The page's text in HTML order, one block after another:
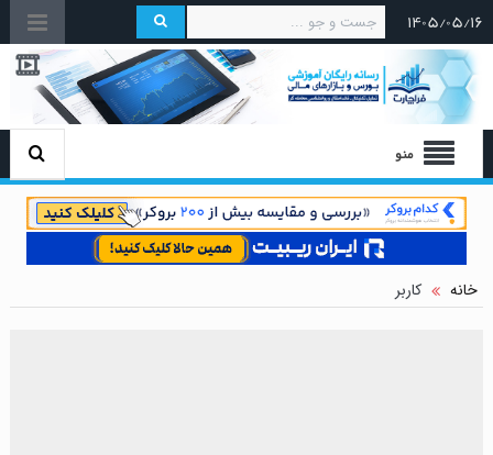
۱۴۰۵/۰۵/۱۶
منو
خانه کاربر